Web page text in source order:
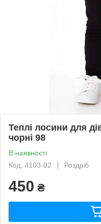
Теплі лосини для
чорні 98
В наявності
Код: 4103-02
Роздріб
450 ₴